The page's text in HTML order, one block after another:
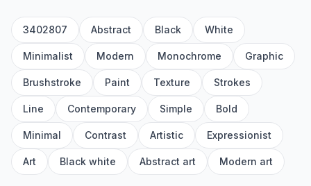
3402807 Abstract Black White
Minimalist Modern Monochrome Graphic
Brushstroke Paint Texture Strokes
Line Contemporary Simple Bold
Minimal Contrast Artistic Expressionist
Art Black white Abstract art Modern art